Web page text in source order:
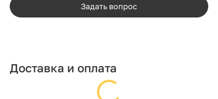
Задать вопрос
Доставка и оплата